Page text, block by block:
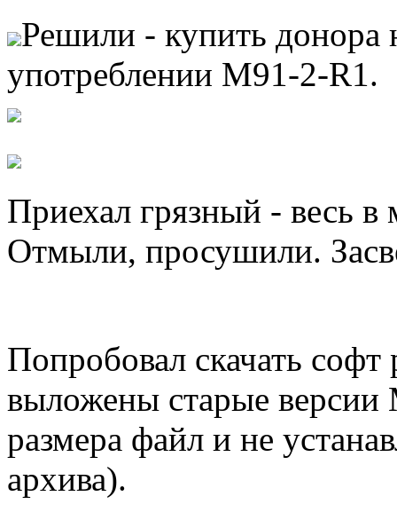
Решили - купить донора
употреблении M91-2-R1.
Приехал грязный - весь в
Отмыли, просушили.
Попробовал скачать софт
выложены старые версии
размера файл и не
архива).